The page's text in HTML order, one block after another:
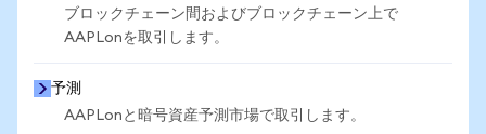
ブロックチェーン間およびブロックチェーン上で
AAPLonを取引します。
予測
AAPLonと暗号資産予測市場で取引します。